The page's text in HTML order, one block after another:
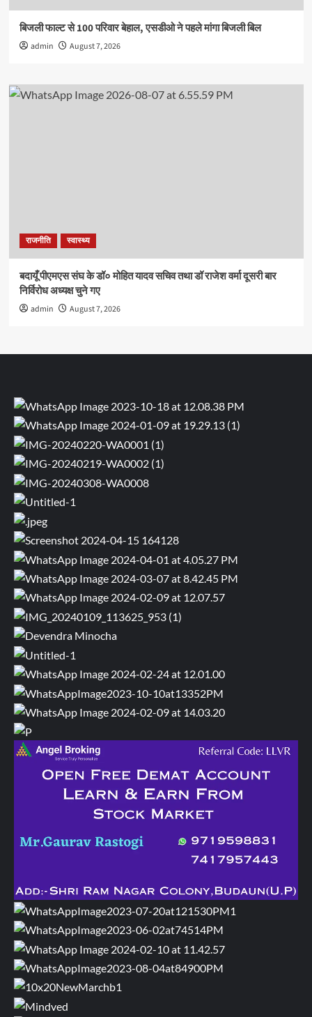
बिजली फाल्ट से 100 परिवार बेहाल, एसडीओ ने पहले मांगा बिजली बिल
admin August 7, 2026
राजनीति स्वास्थ्य
बदायूँ पीएमएस संघ के डॉ० मोहित यादव सचिव तथा डॉ राजेश वर्मा दूसरी बार
निर्विरोध अध्यक्ष चुने गए
admin August 7, 2026